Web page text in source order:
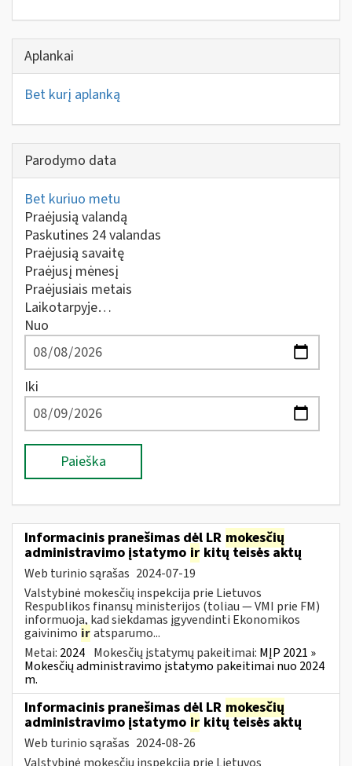
Aplankai
Bet kurį aplanką
Parodymo data
Bet kuriuo metu
Praėjusią valandą
Paskutines 24 valandas
Praėjusią savaitę
Praėjusį mėnesį
Praėjusiais metais
Laikotarpyje…
Nuo
Iki
Paieška
Informacinis pranešimas dėl LR mokesčių
administravimo įstatymo ir kitų teisės aktų
Web turinio sąrašas 2024-07-19
Valstybinė mokesčių inspekcija prie Lietuvos
Respublikos finansų ministerijos (toliau — VMI prie FM)
informuoja, kad siekdamas įgyvendinti Ekonomikos
gaivinimo iratsparumo...
Metai: 2024 Mokesčių įstatymų pakeitimai: MĮP 2021 »
Mokesčių administravimo įstatymo pakeitimai nuo 2024
m.
Informacinis pranešimas dėl LR mokesčių
administravimo įstatymo ir kitų teisės aktų
Web turinio sąrašas 2024-08-26
Valstybinė mokesčių inspekcija prie Lietuvos